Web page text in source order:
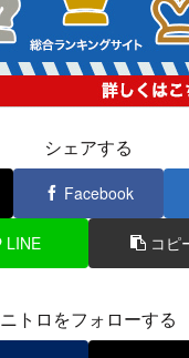
シェアする
Facebook
LINE コピ
ニトロをフォローする